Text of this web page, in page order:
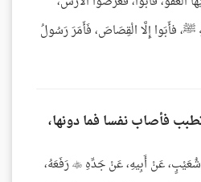
ﷺ، فأَبَوا إِلَّا الْقِصَاصَ، فَأَمَرَ رَسُولُ
فأصاب نفسا فما دونها،
1195- وَعَنْ عَمْرِو بْنِ شُعَيْبٍ، عَنْ أَبِيهِ، عَنْ جَدِّهِ  رَفَعَهُ،